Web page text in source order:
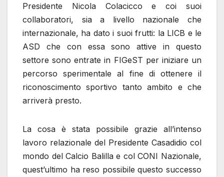
Presidente Nicola Colacicco e coi suoi
collaboratori, sia a livello nazionale che
internazionale, ha dato i suoi frutti: la LICB e le
ASD che con essa sono attive in questo
settore sono entrate in FIGeST per iniziare un
percorso sperimentale al fine di ottenere il
riconoscimento sportivo tanto ambito e che
arriverà presto.
La cosa è stata possibile grazie all’intenso
lavoro relazionale del Presidente Casadidio col
mondo del Calcio Balilla e col CONI Nazionale,
quest’ultimo ha reso possibile questo successo